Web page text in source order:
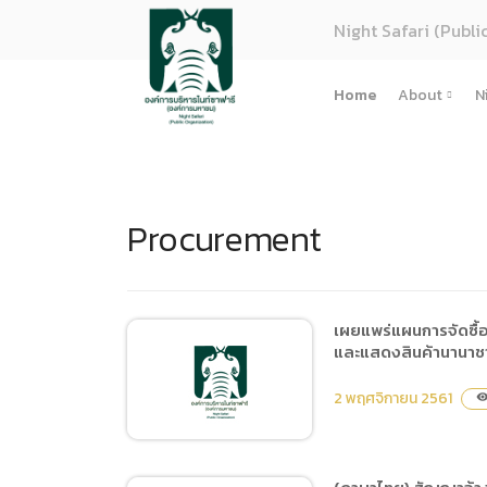
Night Safari
Home About
(ภาษาไ
การจัดซื้
Procurement
เผยแพร่แผนการจัดซื้
และแสดงสินค้านานา
2 พฤศจิกายน 2561